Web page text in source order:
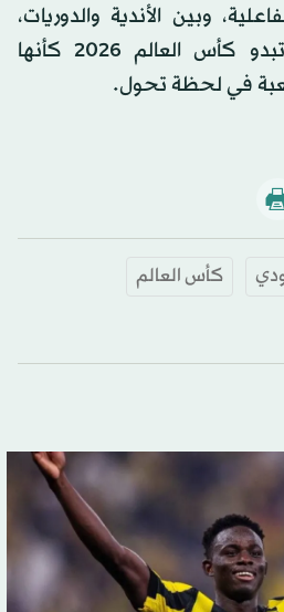
وبين الأندية والدوريات،
وبين الكبار والصغار، تبدو كأس العالم 2026 كأنها
في لحظة تحول.
كأس العالم